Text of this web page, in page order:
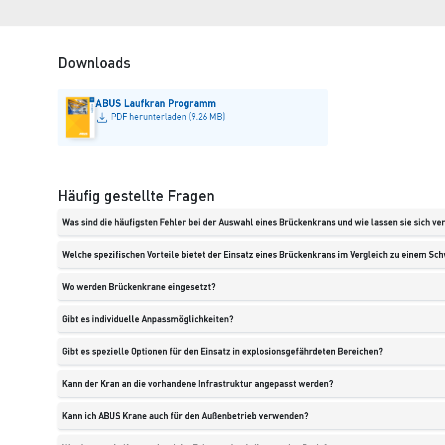
Downloads
ABUS Laufkran Programm
PDF herunterladen (9.26 MB)
Häufig gestellte Fragen
Was sind die häufigsten Fehler bei der Auswahl eines Brückenkrans und wie lassen sie sich
Welche spezifischen Vorteile bietet der Einsatz eines Brückenkrans im Vergleich zu einem
Wo werden Brückenkrane eingesetzt?
Gibt es individuelle Anpassmöglichkeiten?
Gibt es spezielle Optionen für den Einsatz in explosionsgefährdeten Bereichen?
Kann der Kran an die vorhandene Infrastruktur angepasst werden?
Kann ich ABUS Krane auch für den Außenbetrieb verwenden?